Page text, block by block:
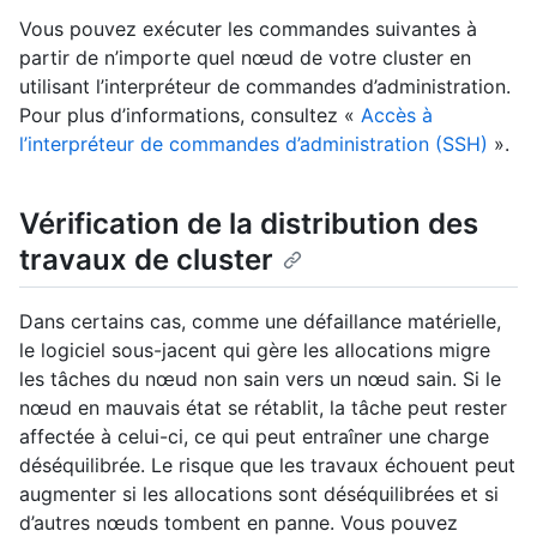
Vous pouvez exécuter les commandes suivantes à
partir de n’importe quel nœud de votre cluster en
utilisant l’interpréteur de commandes d’administration.
Pour plus d’informations, consultez « Accès à
l’interpréteur de commandes d’administration (SSH) ».
Vérification de la distribution des
travaux de cluster
Dans certains cas, comme une défaillance matérielle,
le logiciel sous-jacent qui gère les allocations migre
les tâches du nœud non sain vers un nœud sain. Si le
nœud en mauvais état se rétablit, la tâche peut rester
affectée à celui-ci, ce qui peut entraîner une charge
déséquilibrée. Le risque que les travaux échouent peut
augmenter si les allocations sont déséquilibrées et si
d’autres nœuds tombent en panne. Vous pouvez